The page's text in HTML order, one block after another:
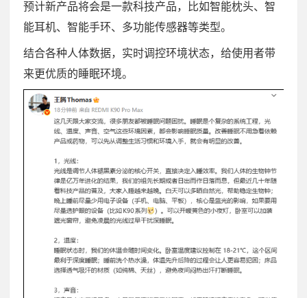
预计新产品将会是一款科技产品，比如智能枕头、智
能耳机、智能手环、多功能传感器等类型。
结合各种人体数据，实时调控环境状态，给使用者带
来更优质的睡眠环境。